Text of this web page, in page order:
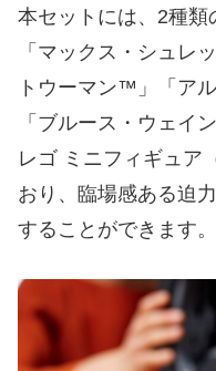
本セットには、2種類
「マックス・シュレ
トウーマン™」「ア
「ブルース・ウェイ
レゴ ミニフィギュア
おり、臨場感ある迫
することができます。